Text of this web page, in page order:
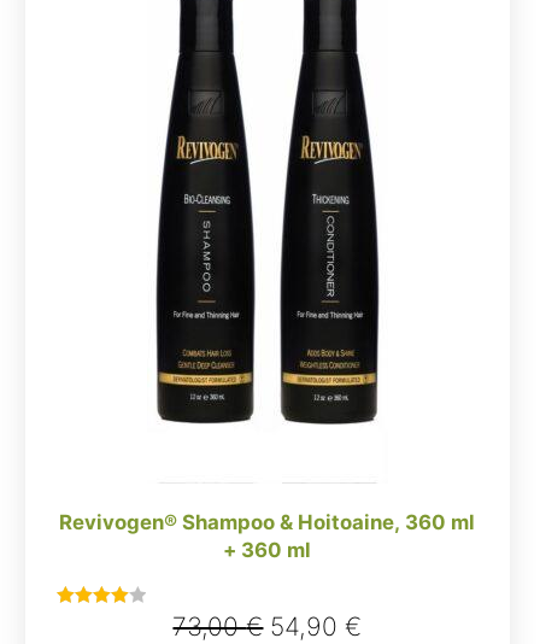
Revivogen® Shampoo & Hoitoaine, 360 ml
+ 360 ml
73,00€ Alkuperäinen
54,90€